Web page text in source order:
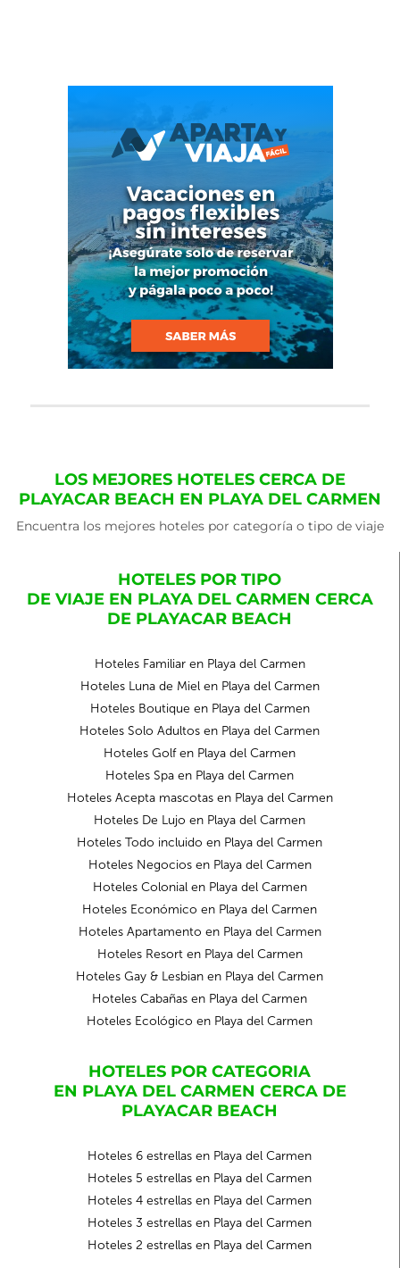
LOS MEJORES HOTELES CERCA DE
PLAYACAR BEACH EN PLAYA DEL CARMEN
Encuentra los mejores hoteles por categoría o tipo de viaje
HOTELES POR TIPO
DE VIAJE EN PLAYA DEL CARMEN CERCA
DE PLAYACAR BEACH
Hoteles Familiar en Playa del Carmen
Hoteles Luna de Miel en Playa del Carmen
Hoteles Boutique en Playa del Carmen
Hoteles Solo Adultos en Playa del Carmen
Hoteles Golf en Playa del Carmen
Hoteles Spa en Playa del Carmen
Hoteles Acepta mascotas en Playa del Carmen
Hoteles De Lujo en Playa del Carmen
Hoteles Todo incluido en Playa del Carmen
Hoteles Negocios en Playa del Carmen
Hoteles Colonial en Playa del Carmen
Hoteles Económico en Playa del Carmen
Hoteles Apartamento en Playa del Carmen
Hoteles Resort en Playa del Carmen
Hoteles Gay & Lesbian en Playa del Carmen
Hoteles Cabañas en Playa del Carmen
Hoteles Ecológico en Playa del Carmen
HOTELES POR CATEGORIA
EN PLAYA DEL CARMEN CERCA DE
PLAYACAR BEACH
Hoteles 6 estrellas en Playa del Carmen
Hoteles 5 estrellas en Playa del Carmen
Hoteles 4 estrellas en Playa del Carmen
Hoteles 3 estrellas en Playa del Carmen
Hoteles 2 estrellas en Playa del Carmen